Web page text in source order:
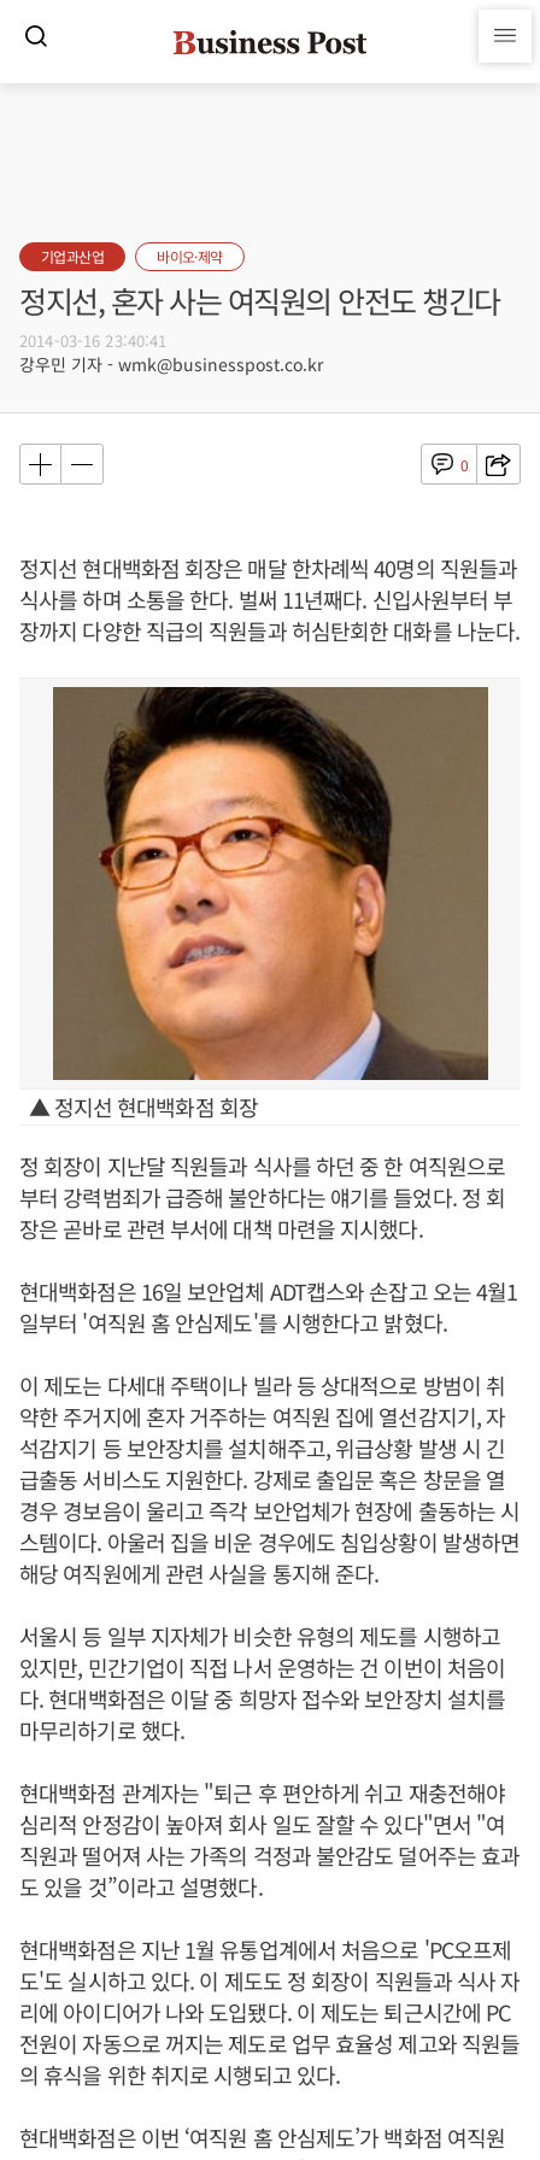
기업과산업 바이오·제약
정지선, 혼자 사는 여직원의 안전도 챙긴다
2014-03-16 23:40:41
강우민 기자 - wmk@businesspost.co.kr
0
정지선 현대백화점 회장은 매달 한차례씩 40명의 직원들과
식사를 하며 소통을 한다. 벌써 11년째다. 신입사원부터 부
장까지 다양한 직급의 직원들과 허심탄회한 대화를 나눈다.
▲ 정지선 현대백화점 회장
정 회장이 지난달 직원들과 식사를 하던 중 한 여직원으로
부터 강력범죄가 급증해 불안하다는 얘기를 들었다. 정 회
장은 곧바로 관련 부서에 대책 마련을 지시했다.
현대백화점은 16일 보안업체 ADT캡스와 손잡고 오는 4월1
일부터 '여직원 홈 안심제도'를 시행한다고 밝혔다.
이 제도는 다세대 주택이나 빌라 등 상대적으로 방범이 취
약한 주거지에 혼자 거주하는 여직원 집에 열선감지기, 자
석감지기 등 보안장치를 설치해주고, 위급상황 발생 시 긴
급출동 서비스도 지원한다. 강제로 출입문 혹은 창문을 열
경우 경보음이 울리고 즉각 보안업체가 현장에 출동하는 시
스템이다. 아울러 집을 비운 경우에도 침입상황이 발생하면
해당 여직원에게 관련 사실을 통지해 준다.
서울시 등 일부 지자체가 비슷한 유형의 제도를 시행하고
있지만, 민간기업이 직접 나서 운영하는 건 이번이 처음이
다. 현대백화점은 이달 중 희망자 접수와 보안장치 설치를
마무리하기로 했다.
현대백화점 관계자는 "퇴근 후 편안하게 쉬고 재충전해야
심리적 안정감이 높아져 회사 일도 잘할 수 있다"면서 "여
직원과 떨어져 사는 가족의 걱정과 불안감도 덜어주는 효과
도 있을 것”이라고 설명했다.
현대백화점은 지난 1월 유통업계에서 처음으로 'PC오프제
도'도 실시하고 있다. 이 제도도 정 회장이 직원들과 식사 자
리에 아이디어가 나와 도입됐다. 이 제도는 퇴근시간에 PC
전원이 자동으로 꺼지는 제도로 업무 효율성 제고와 직원들
의 휴식을 위한 취지로 시행되고 있다.
현대백화점은 이번 ‘여직원 홈 안심제도’가 백화점 여직원